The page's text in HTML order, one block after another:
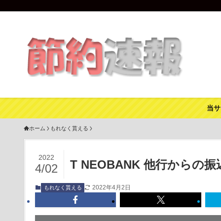
当
ホーム もれなく貰える
T NEOBANK 他行からの
2022
4/02
もれなく貰える 2022年4月2日